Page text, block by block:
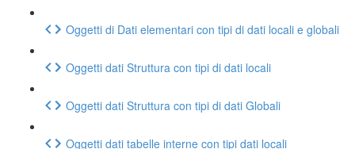
Oggetti di Dati elementari con tipi di dati locali e globali
Oggetti dati Struttura con tipi di dati locali
Oggetti dati Struttura con tipi di dati Globali
Oggetti dati tabelle interne con tipi dati locali